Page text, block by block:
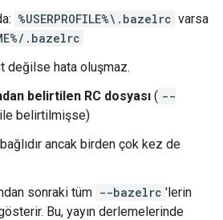
%USERPROFILE%\.bazelrc varsa
.bazelrc
değilse hata oluşmaz.
belirtilen RC dosyası ( --
ile belirtilmişse)
ancak birden çok kez de
sonraki tüm --bazelrc 'lerin
Bu, yayın derlemelerinde